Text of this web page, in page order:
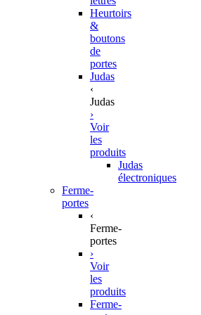
Heurtoirs
&
boutons
de
portes
Judas
‹
Judas
›
Voir
les
produits
Judas
électroniques
Ferme-
portes
‹
Ferme-
portes
›
Voir
les
produits
Ferme-